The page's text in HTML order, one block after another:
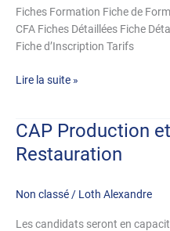
Fiches Formation Fiche de
CFA Fiches Détaillées Fiche
Fiche d’Inscription Tarifs
Lire la suite »
CAP Production
Restauration
Non classé/ Loth Alexandre
Les candidats seront en
CAP
et
en